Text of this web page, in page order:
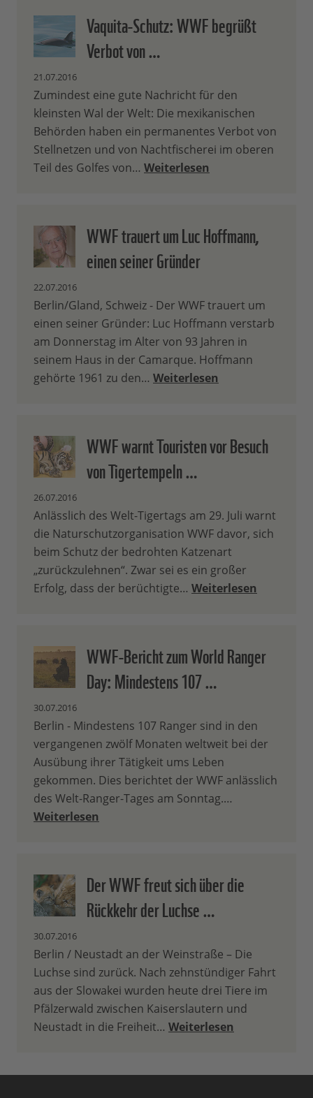
Vaquita-Schutz: WWF begrüßt
Verbot von …
21.07.2016
Zumindest eine gute Nachricht für den
kleinsten Wal der Welt: Die mexikanischen
Behörden haben ein permanentes Verbot von
Stellnetzen und von Nachtfischerei im oberen
Teil des Golfes von… Weiterlesen
WWF trauert um Luc Hoffmann,
einen seiner Gründer
22.07.2016
Berlin/Gland, Schweiz - Der WWF trauert um
einen seiner Gründer: Luc Hoffmann verstarb
am Donnerstag im Alter von 93 Jahren in
seinem Haus in der Camarque. Hoffmann
gehörte 1961 zu den… Weiterlesen
WWF warnt Touristen vor Besuch
von Tigertempeln …
26.07.2016
Anlässlich des Welt-Tigertags am 29. Juli warnt
die Naturschutzorganisation WWF davor, sich
beim Schutz der bedrohten Katzenart
„zurückzulehnen“. Zwar sei es ein großer
Erfolg, dass der berüchtigte… Weiterlesen
WWF-Bericht zum World Ranger
Day: Mindestens 107 …
30.07.2016
Berlin - Mindestens 107 Ranger sind in den
vergangenen zwölf Monaten weltweit bei der
Ausübung ihrer Tätigkeit ums Leben
gekommen. Dies berichtet der WWF anlässlich
des Welt-Ranger-Tages am Sonntag.…
Weiterlesen
Der WWF freut sich über die
Rückkehr der Luchse …
30.07.2016
Berlin / Neustadt an der Weinstraße – Die
Luchse sind zurück. Nach zehnstündiger Fahrt
aus der Slowakei wurden heute drei Tiere im
Pfälzerwald zwischen Kaiserslautern und
Neustadt in die Freiheit… Weiterlesen